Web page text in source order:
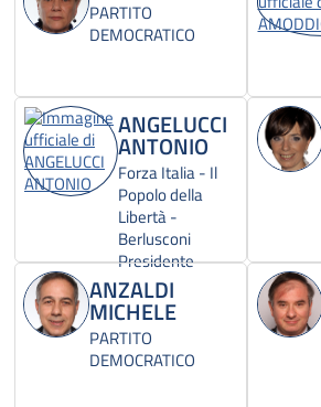
PARTITO
DEMOCRATICO
ANGELUCCI
ANTONIO
Forza Italia - Il
Popolo della
Libertà -
Berlusconi
Presidente
ANZALDI
MICHELE
PARTITO
DEMOCRATICO